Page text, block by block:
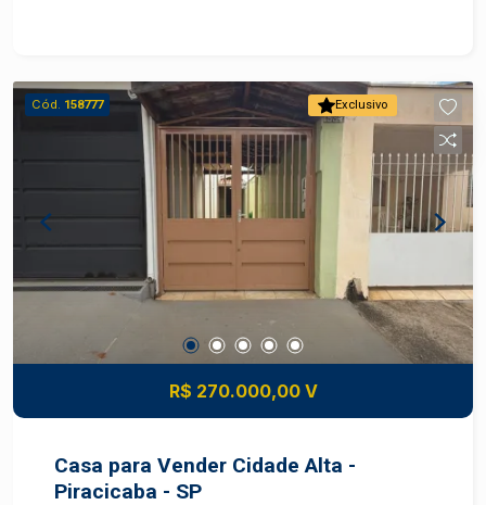
Exclusivo
Cód. 158777
R$ 270.000,00 V
Casa para Vender Cidade Alta -
Piracicaba - SP